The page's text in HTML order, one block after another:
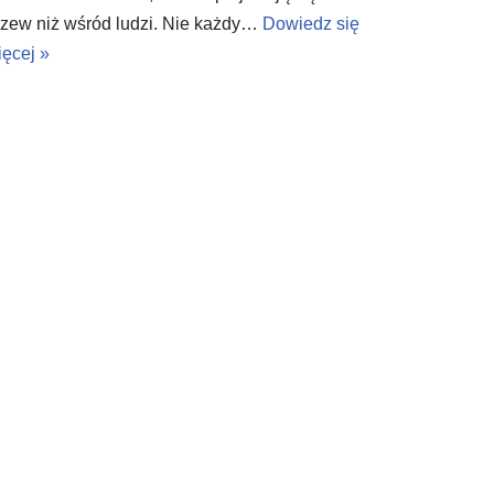
niż wśród ludzi. Nie każdy… Dowiedz się
»